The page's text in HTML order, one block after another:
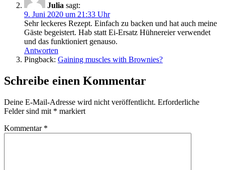
Julia sagt:
9. Juni 2020 um 21:33 Uhr
Sehr leckeres Rezept. Einfach zu backen und hat auch meine
Gäste begeistert. Hab statt Ei-Ersatz Hühnereier verwendet
und das funktioniert genauso.
Antworten
Pingback: Gaining muscles with Brownies?
Schreibe einen Kommentar
Deine E-Mail-Adresse wird nicht veröffentlicht. Erforderliche
Felder sind mit * markiert
Kommentar *